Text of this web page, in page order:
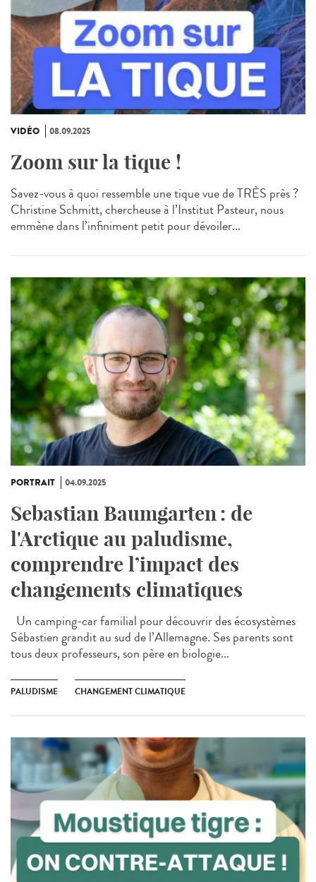
VIDÉO 08.09.2025
Zoom sur la tique !
Savez-vous à quoi ressemble une tique vue de TRÈS près ?
Christine Schmitt, chercheuse à l’Institut Pasteur, nous
emmène dans l’infiniment petit pour dévoiler...
PORTRAIT 04.09.2025
Sebastian Baumgarten : de
l'Arctique au paludisme,
comprendre l’impact des
changements climatiques
Un camping-car familial pour découvrir des écosystèmes
Sébastien grandit au sud de l’Allemagne. Ses parents sont
tous deux professeurs, son père en biologie...
PALUDISME CHANGEMENT CLIMATIQUE